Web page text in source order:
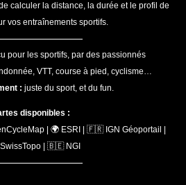
calculer la distance, la durée et le profil de
vos entraînements sportifs.
pour les sportifs, par des passionnés
VTT, course à pied, cyclisme…
: juste du sport, et du fun.
disponibles :
| 🌍 ESRI | 🇫🇷 IGN Géoportail |
| 🇧🇪 NGI